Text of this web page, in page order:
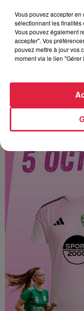
Vous pouvez accepter en
sélectionnant les finalités
Vous pouvez également
accepter". Vos
pouvez mettre à jour vos
moment via le lien